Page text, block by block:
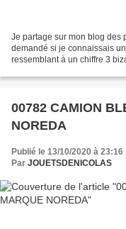
Je partage sur mon blog des
demandé si je connaissais
ressemblant à un chiffre 3
00782 CAMION
NOREDA
Publié le 13/10/2020 à 23:16
Par JOUETSDENICOLAS